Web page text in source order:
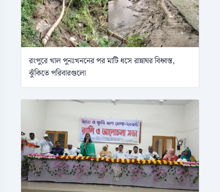
রংপুরে খাল পুনঃখননের পর মাটি ধসে রান্নাঘর বিধ্বস্ত,
ঝুঁকিতে পরিবারগুলো